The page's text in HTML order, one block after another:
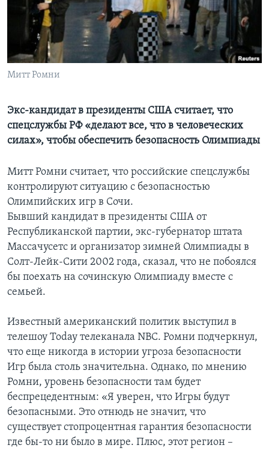
Learning English
СОЦИАЛЬНЫЕ СЕТИ
Языки
Митт Ромни
Экс-кандидат в президенты США считает, что
спецслужбы РФ «делают все, что в человеческих
силах», чтобы обеспечить безопасность Олимпиады
Митт Ромни считает, что российские спецслужбы
контролируют ситуацию с безопасностью
Олимпийских игр в Сочи.
Бывший кандидат в президенты США от
Республиканской партии, экс-губернатор штата
Массачусетс и организатор зимней Олимпиады в
Солт-Лейк-Сити 2002 года, сказал, что не побоялся
бы поехать на сочинскую Олимпиаду вместе с
семьей.
Известный американский политик выступил в
телешоу Today телеканала NBC. Ромни подчеркнул,
что еще никогда в истории угроза безопасности
Игр была столь значительна. Однако, по мнению
Ромни, уровень безопасности там будет
беспрецедентным: «Я уверен, что Игры будут
безопасными. Это отнюдь не значит, что
существует стопроцентная гарантия безопасности
где бы-то ни было в мире. Плюс, этот регион –